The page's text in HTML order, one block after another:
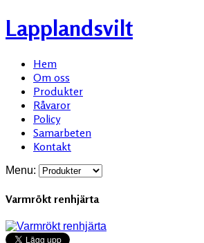
Lapplandsvilt
Hem
Om oss
Produkter
Råvaror
Policy
Samarbeten
Kontakt
Menu:
Varmrökt renhjärta